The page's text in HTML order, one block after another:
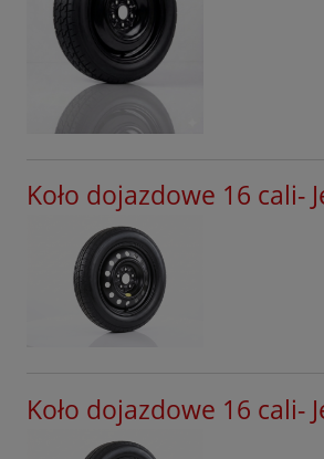
Jaecoo
Kia
KGM
Leapmotor
Lexus
Lynk&Co
Mazda
Mercedes
Koło dojazdowe 16 cali-
Koło dojazdowe 16 cali-